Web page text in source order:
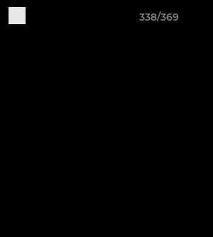
338/369